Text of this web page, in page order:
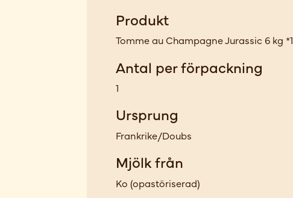
Produkt
Tomme au Champagne Jurassic 6 kg *1
Antal per förpackning
1
Ursprung
Frankrike/Doubs
Mjölk från
Ko (opastöriserad)